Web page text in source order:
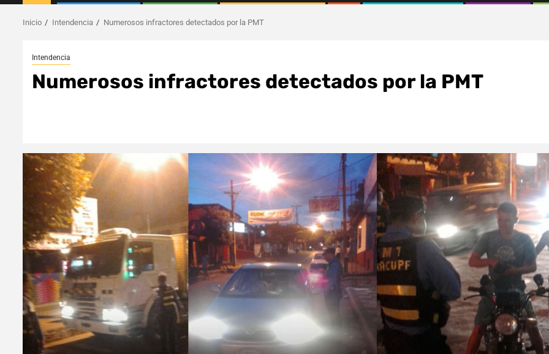
Inicio Intendencia Numerosos infractores detectados por la PMT
Intendencia
Numerosos infractores detectados por la PMT